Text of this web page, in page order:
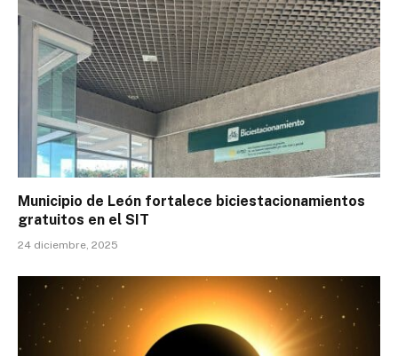
Municipio de León fortalece biciestacionamientos
gratuitos en el SIT
24 diciembre, 2025